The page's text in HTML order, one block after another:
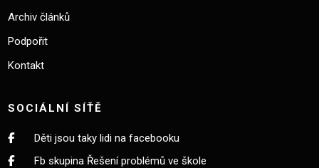
Archiv článků
Podpořit
Kontakt
SOCIÁLNÍ SÍŤĚ
Děti jsou taky lidi na facebooku
Fb skupina Řešení problémů ve škole